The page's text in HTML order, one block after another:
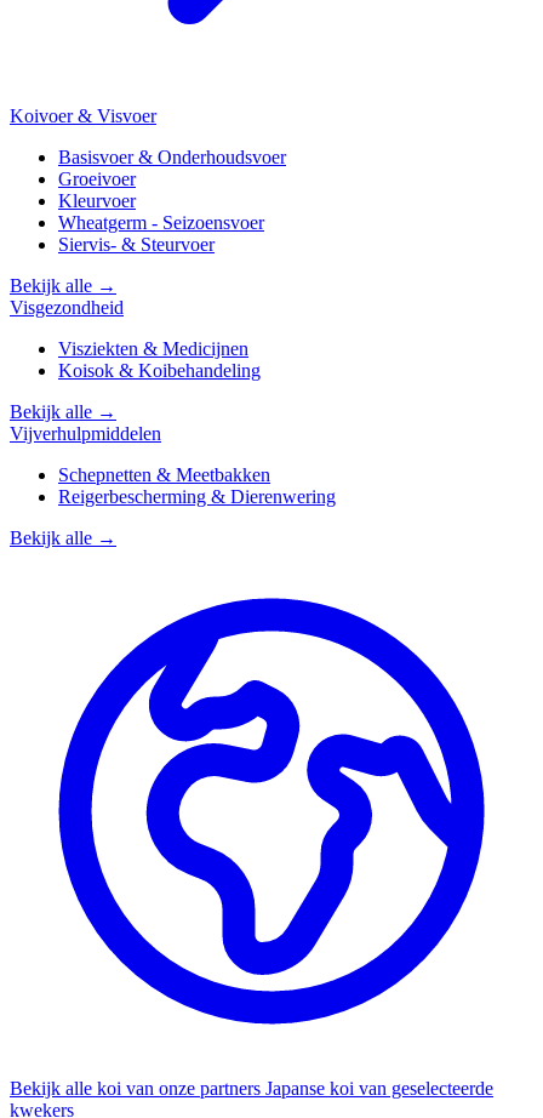
Koivoer & Visvoer
Basisvoer & Onderhoudsvoer
Groeivoer
Kleurvoer
Wheatgerm - Seizoensvoer
Siervis- & Steurvoer
Bekijk alle →
Visgezondheid
Visziekten & Medicijnen
Koisok & Koibehandeling
Bekijk alle →
Vijverhulpmiddelen
Schepnetten & Meetbakken
Reigerbescherming & Dierenwering
Bekijk alle →
Bekijk alle koi van onze partners Japanse koi van geselecteerde
kwekers